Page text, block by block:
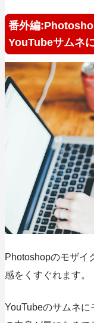
番外編
YouTubeサムネ
Photoshopのモザイ
感をくすぐれます。
YouTubeのサムネに